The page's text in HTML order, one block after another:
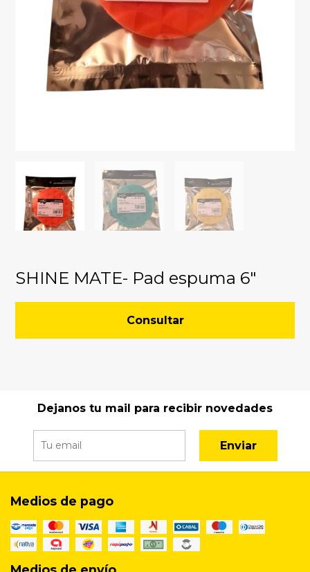
SHINE MATE- Pad espuma 6"
Consultar
Dejanos tu mail para recibir novedades
Enviar
Medios de pago